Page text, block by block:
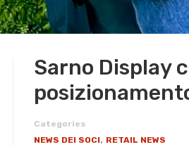
Sarno Display
Categories
NEWS DEI SOCI, RETAIL NEWS